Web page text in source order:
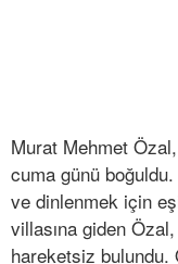
Murat Mehmet
cuma günü boğuldu.
ve dinlenmek için
villasına giden
hareketsiz